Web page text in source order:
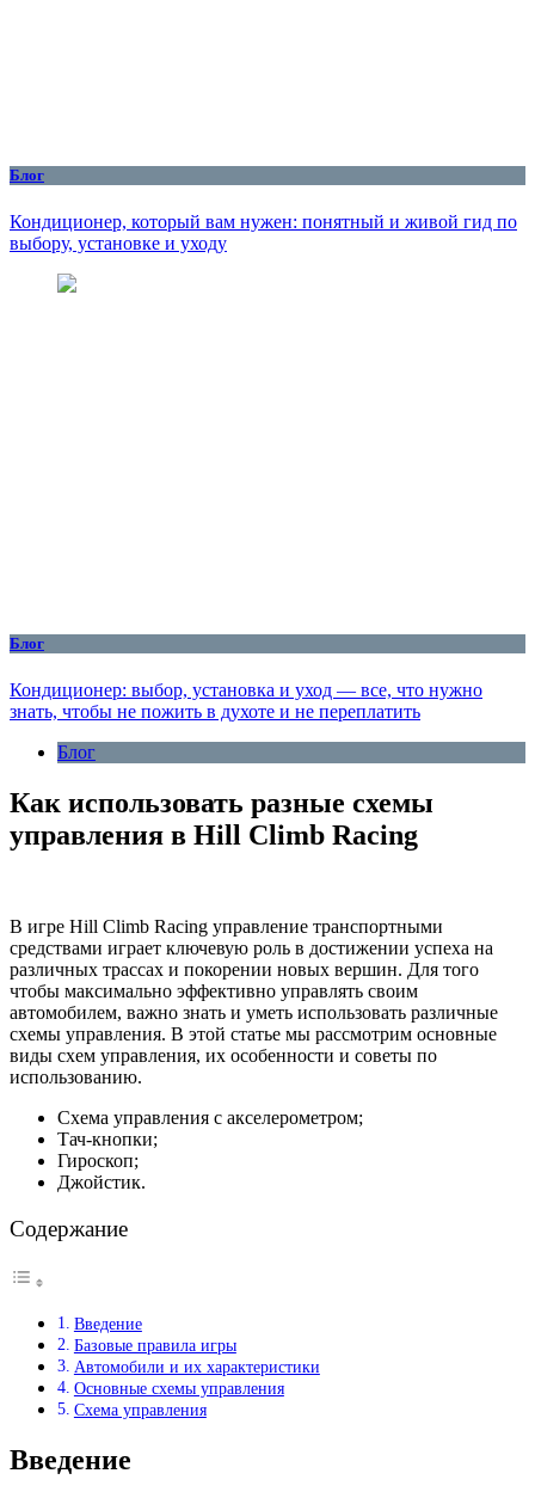
Блог
Кондиционер, который вам нужен: понятный и живой гид по
выбору, установке и уходу
Блог
Кондиционер: выбор, установка и уход — все, что нужно
знать, чтобы не пожить в духоте и не переплатить
Блог
Как использовать разные схемы
управления в Hill Climb Racing
В игре Hill Climb Racing управление транспортными
средствами играет ключевую роль в достижении успеха на
различных трассах и покорении новых вершин. Для того
чтобы максимально эффективно управлять своим
автомобилем, важно знать и уметь использовать различные
схемы управления. В этой статье мы рассмотрим основные
виды схем управления, их особенности и советы по
использованию.
Схема управления с акселерометром;
Тач-кнопки;
Гироскоп;
Джойстик.
Содержание
Введение
Базовые правила игры
Автомобили и их характеристики
Основные схемы управления
Схема управления
Введение